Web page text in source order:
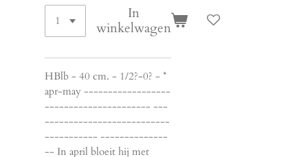
In
winkelwagen
HBlb - 40 cm. - 1/2?-0? - *
apr-may ------------------
---------------------- ---
--------------------------
----------- --------------
-- In april bloeit hij met